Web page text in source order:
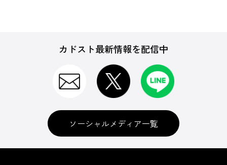
カドスト最新情報を配信中
ソーシャルメディア一覧